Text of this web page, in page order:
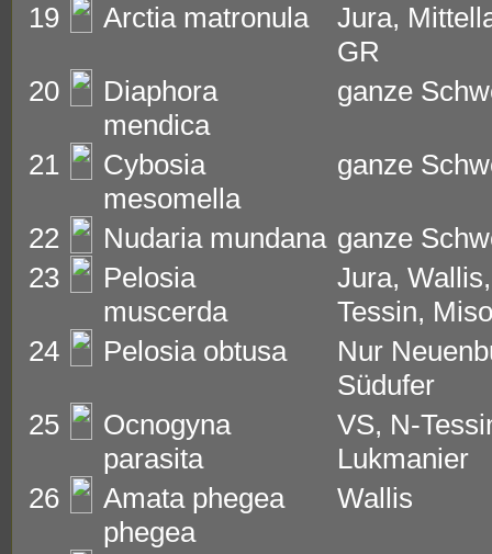
19
Arctia matronula
Jura,
GR
20
Diaphora
mendica
ganze
21
Cybosia
mesomella
ganze
22 Nudaria mundana ganze
23
Pelosia
muscerda
Jura,
Tessin,
24
Pelosia obtusa
Nur
Südufer
25
Ocnogyna
parasita
VS, N-
Lukmanier
26
Amata phegea
phegea
Wallis